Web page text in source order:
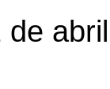
de abril